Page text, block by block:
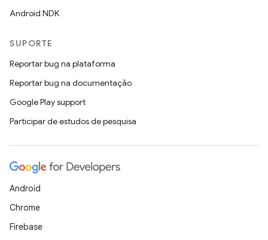
Android NDK
SUPORTE
Reportar bug na plataforma
Reportar bug na documentação
Google Play support
Participar de estudos de pesquisa
Android
Chrome
Firebase